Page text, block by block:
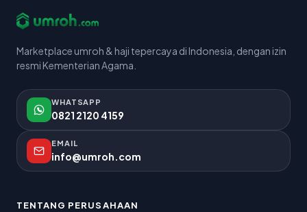
Marketplace umroh & haji tepercaya di Indonesia, dengan izin
resmi Kementerian Agama.
WHATSAPP
0821 2120 4159
EMAIL
info@umroh.com
TENTANG PERUSAHAAN